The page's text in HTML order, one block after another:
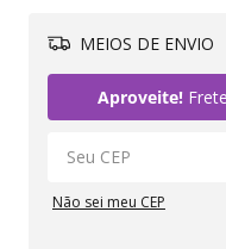
MEIOS DE ENVIO
Aproveite!
Não sei meu CEP